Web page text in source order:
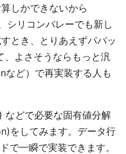
しかできないから
シリコンバレーでも新し
とき、とりあえずパパッ
、よさそうならもっと汎
ど）で再実装する人も
どで必要な固有値分解
をしてみます。データ行
で一瞬で実装できます。